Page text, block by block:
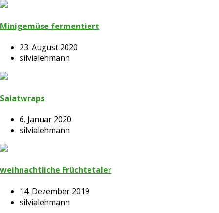
Minigemüse fermentiert
23. August 2020
silvialehmann
Salatwraps
6. Januar 2020
silvialehmann
weihnachtliche Früchtetaler
14. Dezember 2019
silvialehmann